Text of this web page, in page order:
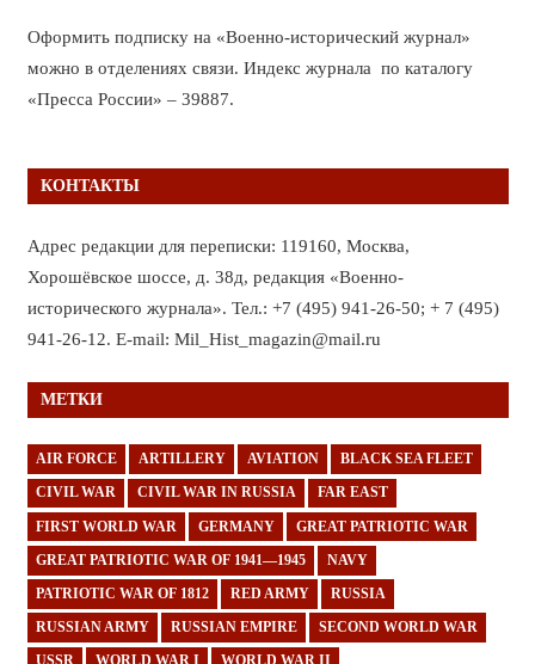
Оформить подписку на «Военно-исторический журнал»
можно в отделениях связи. Индекс журнала по каталогу
«Пресса России» – 39887.
КОНТАКТЫ
Адрес редакции для переписки: 119160, Москва,
Хорошёвское шоссе, д. 38д, редакция «Военно-
исторического журнала». Тел.: +7 (495) 941-26-50; + 7 (495)
941-26-12. E-mail: Mil_Hist_magazin@mail.ru
МЕТКИ
AIR FORCE ARTILLERY AVIATION BLACK SEA FLEET
CIVIL WAR CIVIL WAR IN RUSSIA FAR EAST
FIRST WORLD WAR GERMANY GREAT PATRIOTIC WAR
GREAT PATRIOTIC WAR OF 1941—1945 NAVY
PATRIOTIC WAR OF 1812 RED ARMY RUSSIA
RUSSIAN ARMY RUSSIAN EMPIRE SECOND WORLD WAR